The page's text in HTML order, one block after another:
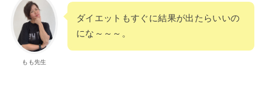
もも先生
ダイエットもすぐに結果が出たらいいの
にな～～～。